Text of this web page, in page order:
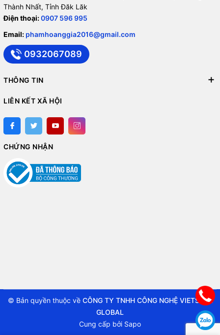
Thành Nhất, Tỉnh Đăk Lăk
Điện thoại:0907 596 995
Email: phamhoanggia2016@gmail.com
0932067089
THÔNG TIN
LIÊN KẾT XÃ HỘI
CHỨNG NHẬN
© Bản quyền thuộc về CÔNG TY TNHH CÔNG NGHỆ VIETSTAR
GLOBAL
Cung cấp bởi Sapo